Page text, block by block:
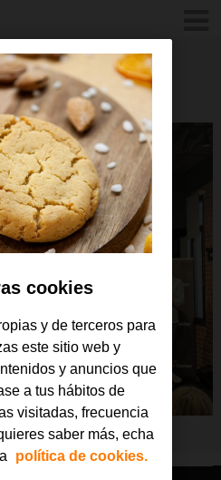
cookies
y de terceros para
este sitio web y
y anuncios que
a tus hábitos de
visitadas, frecuencia
saber más, echa
política de cookies.